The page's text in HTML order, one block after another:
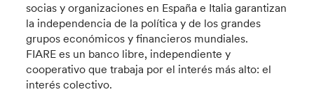
socias y organizaciones en España e Italia garantizan
la independencia de la política y de los grandes
grupos económicos y financieros mundiales.
FIARE es un banco libre, independiente y
cooperativo que trabaja por el interés más alto: el
interés colectivo.